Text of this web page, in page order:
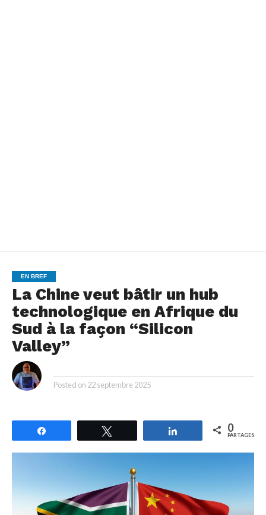
EN BREF
La Chine veut bâtir un hub
technologique en Afrique du
Sud à la façon “Silicon
Valley”
Posted on 22 septembre 2025
Partagez 0
PARTAGES